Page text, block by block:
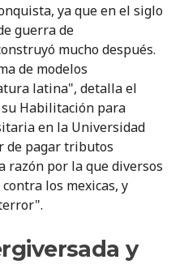
ya que en el siglo
guerra de
mucho después.
de modelos
latina", detalla el
Habilitación para
en la Universidad
de pagar tributos
razón por la que diversos
los mexicas, y
y